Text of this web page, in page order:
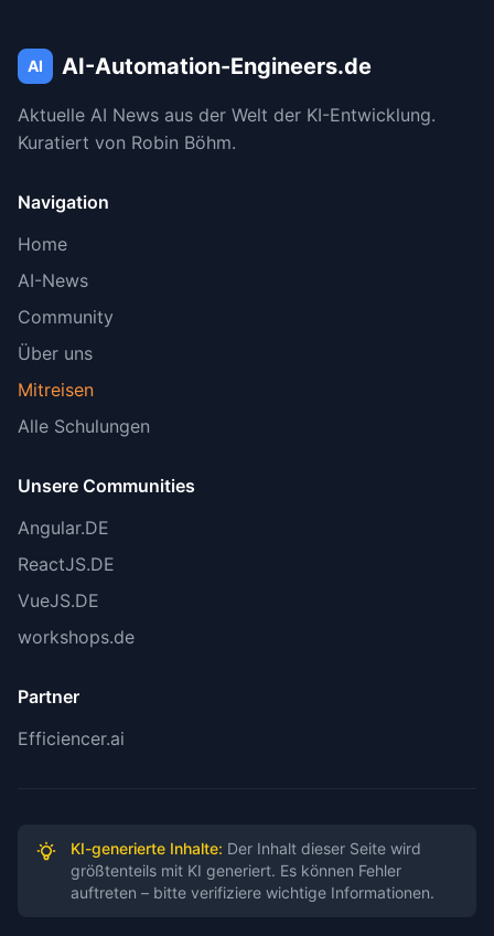
AI AI-Automation-Engineers.de
Aktuelle AI News aus der Welt der KI-Entwicklung.
Kuratiert von Robin Böhm.
Navigation
Home
AI-News
Community
Über uns
Mitreisen
Alle Schulungen
Unsere Communities
Angular.DE
ReactJS.DE
VueJS.DE
workshops.de
Partner
Efficiencer.ai
KI-generierte Inhalte: Der Inhalt dieser Seite wird
größtenteils mit KI generiert. Es können Fehler
auftreten – bitte verifiziere wichtige Informationen.